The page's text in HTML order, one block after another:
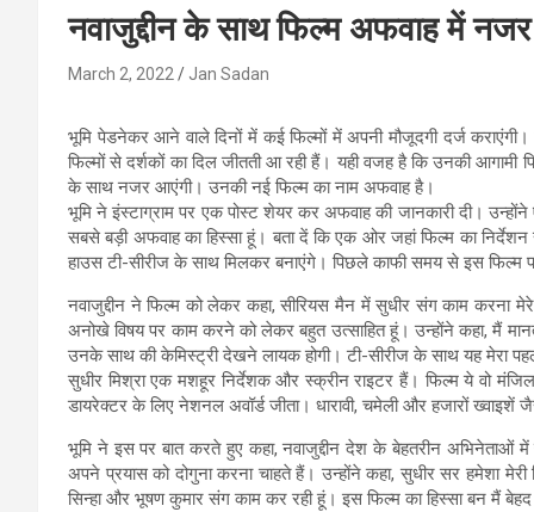
नवाजुद्दीन के साथ फिल्म अफवाह में
March 2, 2022 Jan Sadan
भूमि पेडनेकर आने वाले दिनों में कई फिल्मों में अपनी मौजूदगी दर्ज
फिल्मों से दर्शकों का दिल जीतती आ रही हैं। यही वजह है कि उनकी आगामी
के साथ नजर आएंगी। उनकी नई फिल्म का नाम अफवाह है।
भूमि ने इंस्टाग्राम पर एक पोस्ट शेयर कर अफवाह की जानकारी दी।
सबसे बड़ी अफवाह का हिस्सा हूं। बता दें कि एक ओर जहां फिल्म का
हाउस टी-सीरीज के साथ मिलकर बनाएंगे। पिछले काफी समय से इस फिल्म
नवाजुद्दीन ने फिल्म को लेकर कहा, सीरियस मैन में सुधीर संग काम
अनोखे विषय पर काम करने को लेकर बहुत उत्साहित हूं। उन्होंने कहा, मैं
उनके साथ की केमिस्ट्री देखने लायक होगी। टी-सीरीज के साथ यह मेरा
सुधीर मिश्रा एक मशहूर निर्देशक और स्क्रीन राइटर हैं। फिल्म ये वो
डायरेक्टर के लिए नेशनल अवॉर्ड जीता। धारावी, चमेली और हजारों ख्वाइशें
भूमि ने इस पर बात करते हुए कहा, नवाजुद्दीन देश के बेहतरीन
अपने प्रयास को दोगुना करना चाहते हैं। उन्होंने कहा, सुधीर सर हमेशा
सिन्हा और भूषण कुमार संग काम कर रही हूं। इस फिल्म का हिस्सा बन मैं बेहद